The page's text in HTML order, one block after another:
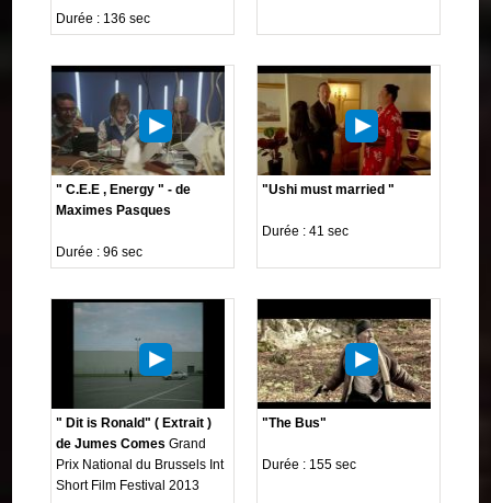
Durée : 136 sec
" C.E.E , Energy " - de
Maximes Pasques
Durée : 96 sec
"Ushi must married "
Durée : 41 sec
" Dit is Ronald" ( Extrait )
de Jumes ComesGrand
Prix National du Brussels Int
Short Film Festival 2013
"The Bus"
Durée : 155 sec